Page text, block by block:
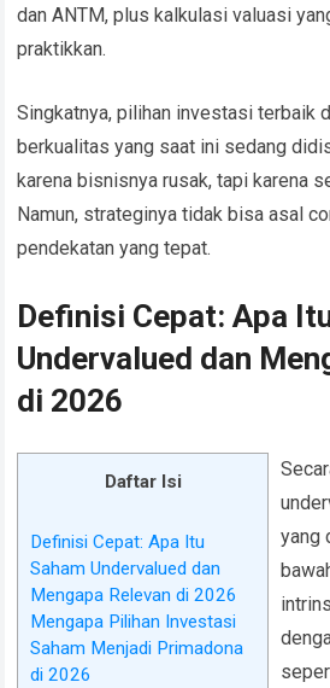
dan ANTM, plus kalkulasi valuasi
praktikkan.
Singkatnya, pilihan investasi terbaik
berkualitas yang saat ini sedang
karena bisnisnya rusak, tapi karena
Namun, strateginya tidak bisa asal
pendekatan yang tepat.
Definisi Cepat: Apa
Undervalued dan
di 2026
Daftar Isi
Definisi Cepat: Apa Itu
Saham Undervalued dan
Mengapa Relevan di 2026
Mengapa Pilihan Investasi
Saham Menjadi Primadona
di 2026
yang